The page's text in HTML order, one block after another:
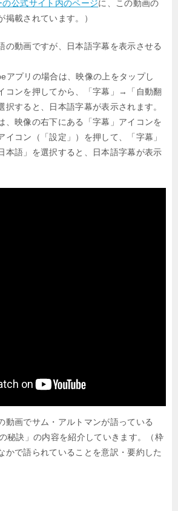
公式サイト内のページに、この動画の
載されています。）
の動画ですが、日本語字幕を表示させる
プリの場合は、映像の上をタップし
コンを押してから、「字幕」→「自動翻
すると、日本語字幕が表示されます。
映像の右下にある「字幕」アイコンを
イコン（「設定」）を押して、「字幕」
語」を選択すると、日本語字幕が表示
動画でサム・アルトマンが語っている
秘訣」の内容を紹介していきます。（枠
かで語られていることを意訳・要約した